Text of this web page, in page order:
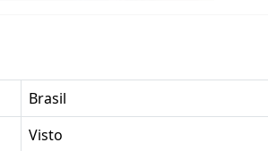
Brasil
Visto